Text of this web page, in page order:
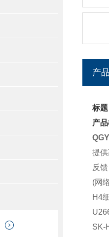
产
标
产
提
反
(网
H4
SK-